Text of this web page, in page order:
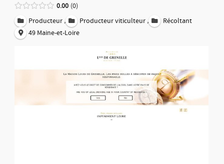
0.00 0
Producteur , Producteur viticulteur ,
Récoltant
49 Maine-et-Loire